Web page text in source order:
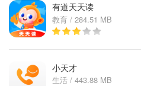
有道天天读
教育 / 284.51 MB
小天才
生活 / 443.88 MB